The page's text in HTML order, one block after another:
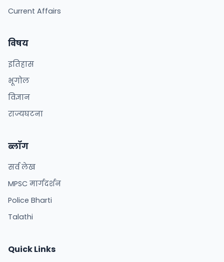
Current Affairs
विषय
इतिहास
भूगोल
विज्ञान
राज्यघटना
ब्लॉग
सर्व लेख
MPSC मार्गदर्शन
Police Bharti
Talathi
Quick Links